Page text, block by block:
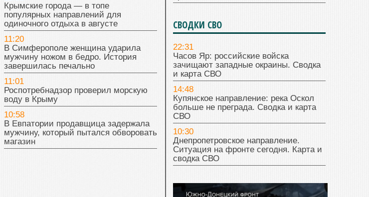
Крымские города — в топе
популярных направлений для
одиночного отдыха в августе
11:20
В Симферополе женщина ударила
мужчину ножом в бедро. История
завершилась печально
11:01
Роспотребнадзор проверил морскую
воду в Крыму
10:58
В Евпатории продавщица задержала
мужчину, который пытался обворовать
магазин
СВОДКИ СВО
22:31
Часов Яр: российские войска
зачищают западные окраины. Сводка
и карта СВО
14:48
Купянское направление: река Оскол
больше не преграда. Сводка и карта
СВО
10:30
Днепропетровское направление.
Ситуация на фронте сегодня. Карта и
сводка СВО